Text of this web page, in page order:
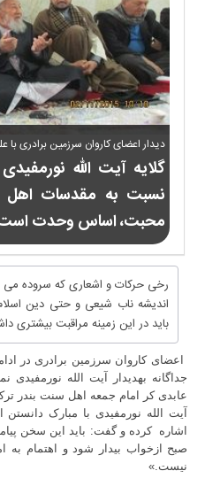
دیدار اعضای کاروان سرزمین برادری
گلایه آیت الله
نسبت به مقدسات اهل
محبت، اساس وحدت
رخی حرکات و اشعاری که سروده می
اندیشه ناب شیعی و حتی دین
باید در این زمینه مراقبت بیشتری
اعضای کاروان سرزمین برادری در
جداگانه بهدیدار آیت الله نورمفیدی
عابدی کر امام جمعه اهل سنت بندر
آیت الله نورمفیدی با مبارک
اشاره
کرده و گفت: باید این سخن
صبح از خواب بیدار شود و اهتمام به
نیست.
»